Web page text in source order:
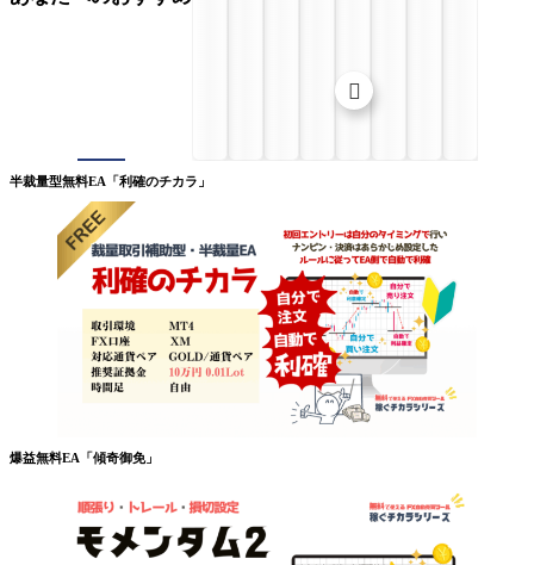
半裁量型無料EA「利確のチカラ」
爆益無料EA「傾奇御免」
